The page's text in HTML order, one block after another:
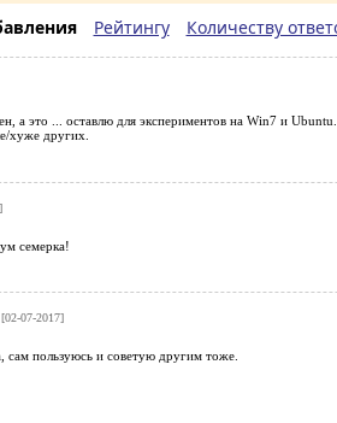
Рейтингу Количеству
а это ... оставлю для экспериментов на Win7 и Ubuntu.
хуже других.
семерка!
07-2017]
сам пользуюсь и советую другим тоже.